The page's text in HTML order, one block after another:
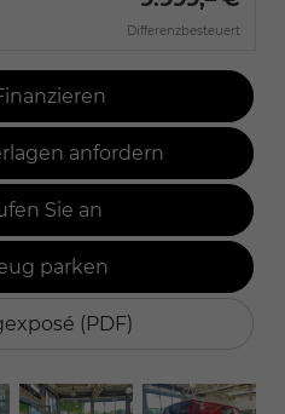
Differenzbesteuert
anfordern
Sie an
parken
(PDF)